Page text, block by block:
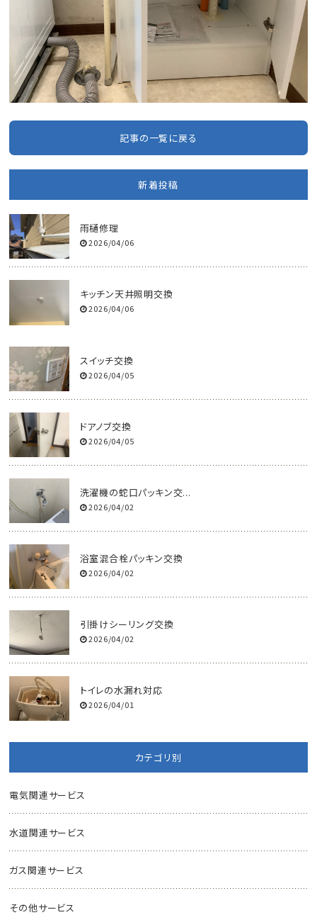
記事の一覧に戻る
新着投稿
雨樋修理
2026/04/06
キッチン天井照明交換
2026/04/06
スイッチ交換
2026/04/05
ドアノブ交換
2026/04/05
洗濯機の蛇口パッキン交...
2026/04/02
浴室混合栓パッキン交換
2026/04/02
引掛けシーリング交換
2026/04/02
トイレの水漏れ対応
2026/04/01
カテゴリ別
電気関連サービス
水道関連サービス
ガス関連サービス
その他サービス